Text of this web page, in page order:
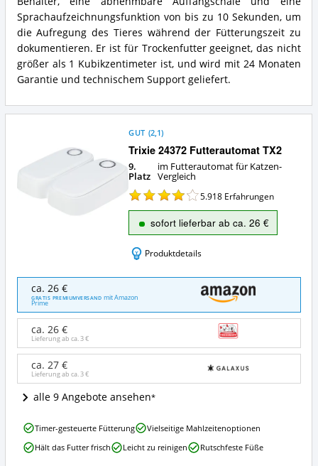
Katzen?
Sprachaufzeichnungsfunktion von bis zu 10 Sekunden, um
die Aufregung des Tieres während der Fütterungszeit zu
dokumentieren. Er ist für Trockenfutter geeignet, das nicht
größer als 1 Kubikzentimeter ist, und wird mit 24 Monaten
Garantie und technischem Support geliefert.
Trixie 24372 Futterautomat TX2
GUT (2,1)
9.
Platz
im Futterautomat für Katzen-
Vergleich
5.918 Erfahrungen
sofort lieferbar ab ca. 26 €
Produktdetails
Trixie
24372
Futterautomat
TX2
Angebote:
Wo
ist
dieser
Futterautomat
für
erhältlich?
ca. 26 €
GRATIS PREMIUMVERSAND mit Amazon
Prime
ca. 26 €
Lieferung ab ca.3 €
ca. 27 €
Lieferung ab ca.3 €
alle 9 Angebote ansehen
Trixie
24372
Futterautomat
Timer-gesteuerte Fütterung
Vielseitige Mahlzeitenoptionen
Hält das Futter frisch
Leicht zu reinigen Rutschfeste Füße